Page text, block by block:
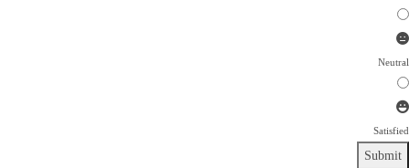
Neutral
Satisfied
Submit